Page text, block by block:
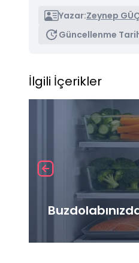
Yazar:Zeynep
Güncellenme
İlgili İçerikler